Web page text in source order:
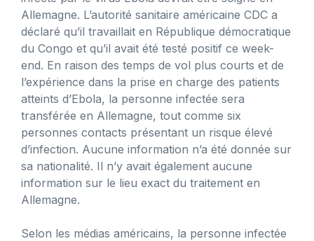
Allemagne. L’autorité sanitaire américaine CDC a
déclaré qu’il travaillait en République démocratique
du Congo et qu’il avait été testé positif ce week-
end. En raison des temps de vol plus courts et de
l’expérience dans la prise en charge des patients
atteints d’Ebola, la personne infectée sera
transférée en Allemagne, tout comme six
personnes contacts présentant un risque élevé
d’infection. Aucune information n’a été donnée sur
sa nationalité. Il n’y avait également aucune
information sur le lieu exact du traitement en
Allemagne.
Selon les médias américains, la personne infectée